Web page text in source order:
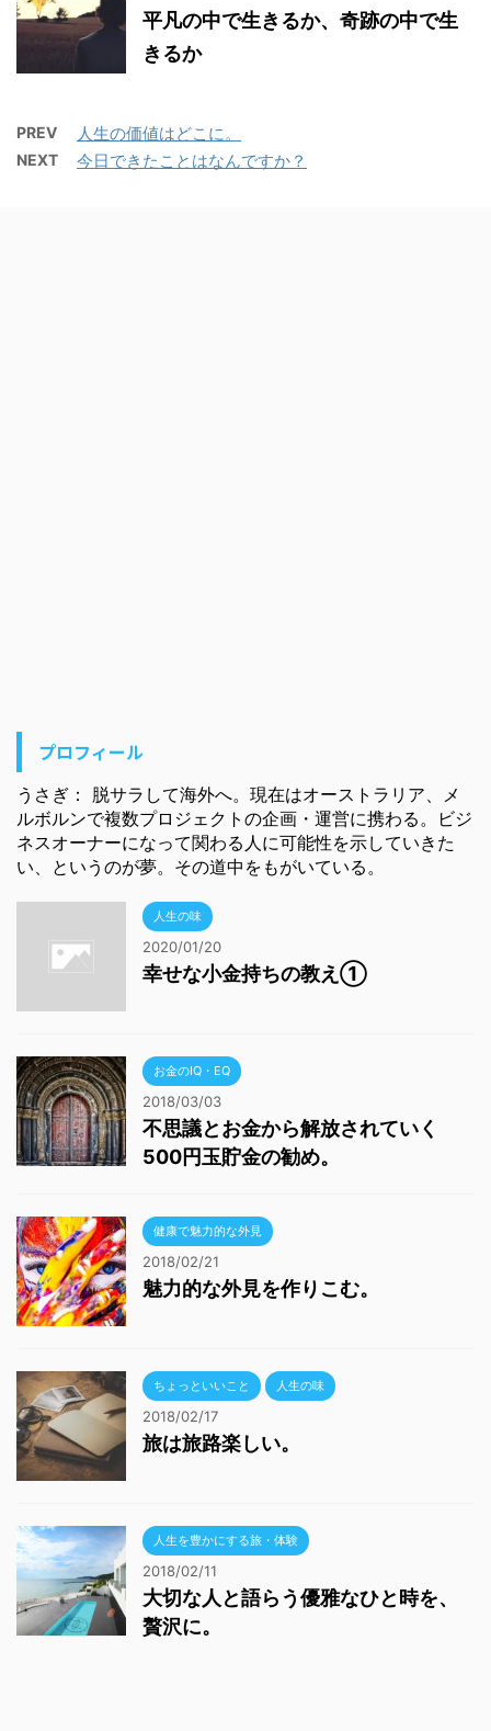
平凡の中で生きるか、奇跡の中で生
きるか
PREV 人生の価値はどこに。
NEXT 今日できたことはなんですか？
プロフィール
うさぎ： 脱サラして海外へ。現在はオーストラリア、メ
ルボルンで複数プロジェクトの企画・運営に携わる。ビジ
ネスオーナーになって関わる人に可能性を示していきた
い、というのが夢。その道中をもがいている。
人生の味
2020/01/20
幸せな小金持ちの教え①
お金のIQ・EQ
2018/03/03
不思議とお金から解放されていく
500円玉貯金の勧め。
健康で魅力的な外見
2018/02/21
魅力的な外見を作りこむ。
ちょっといいこと 人生の味
2018/02/17
旅は旅路楽しい。
人生を豊かにする旅・体験
2018/02/11
大切な人と語らう優雅なひと時を、
贅沢に。